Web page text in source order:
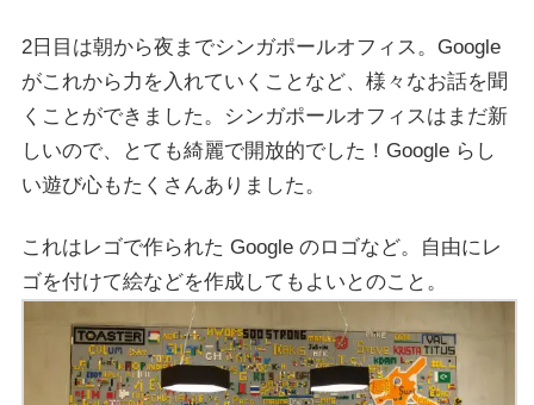
2日目は朝から夜までシンガポールオフィス。Google
がこれから力を入れていくことなど、様々なお話を聞
くことができました。シンガポールオフィスはまだ新
しいので、とても綺麗で開放的でした！Google らし
い遊び心もたくさんありました。
これはレゴで作られた Google のロゴなど。自由にレ
ゴを付けて絵などを作成してもよいとのこと。